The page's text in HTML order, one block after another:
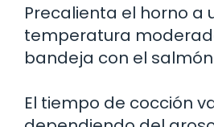
Precalienta el horno a
temperatura
bandeja con el
El tiempo de cocción